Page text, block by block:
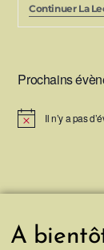
Continuer La
Prochains
N
Il n’y a pas
A